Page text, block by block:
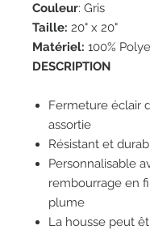
Couleur: Gris
Taille: 20" x 20"
Matériel: 100%
DESCRIPTION
Fermeture éclair
assortie
Résistant et
Personnalisable
rembourrage en
plume
La housse peut